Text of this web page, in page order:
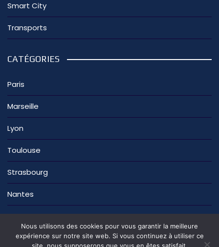
Smart City
Transports
CATÉGORIES
Paris
Marseille
Lyon
Toulouse
Strasbourg
Nantes
Nous utilisons des cookies pour vous garantir la meilleure
expérience sur notre site web. Si vous continuez à utiliser ce